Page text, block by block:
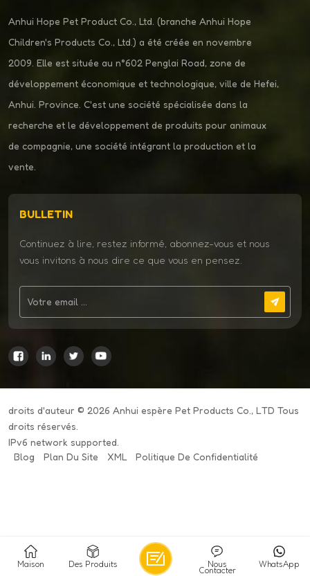
Anhui Hope Pet Product Co., Ltd. (branche Anhui Hope
Children's Products Co., Ltd.) a été créée en novembre
2009. Elle est située au n°602 Penglai Road, zone de
développement économique et technologique, ville de Hefei,
Anhui. Province. C'est une société spécialisée dans la
recherche et le développement de produits pour animaux
de compagnie, une société intégrant la production et la
vente.
BULLETIN
Continuez à lire, restez informé, abonnez-vous et nous
vous invitons à nous dire ce que vous en pensez.
droits d'auteur © 2026 Anhui espère Pet Products Co., LTD Tous
droits réservés.
IPv6 network supported.
Blog
Plan Du Site XML Politique De Confidentialité
Maison Des Produits WhatsApp
Nous
Contacter